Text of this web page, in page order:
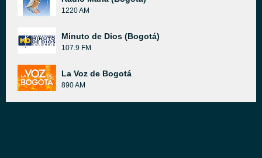
1220 AM
Minuto de Dios (Bogotá)
107.9 FM
La Voz de Bogotá
890 AM